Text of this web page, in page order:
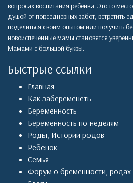
вопросах воспитания ребенка. Это то
душой от повседневных забот, встретить
поделиться своим опытом или получить
новоиспеченные мамы становятся
Мамами с большой буквы.
Быстрые ссылки
Главная
Как забеременеть
Беременность
Беременность по неделям
Роды, Истории родов
Ребенок
Семья
Форум о бременности, родах